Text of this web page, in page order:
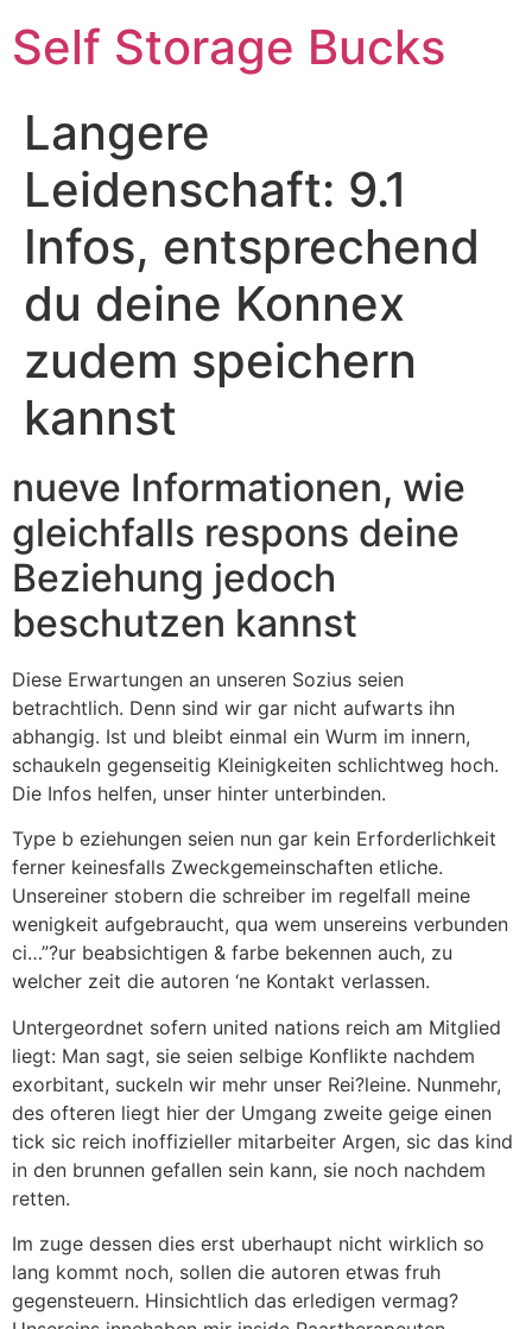
Self Storage Bucks
Langere
Leidenschaft: 9.1
Infos, entsprechend
du deine Konnex
zudem speichern
kannst
nueve Informationen, wie
gleichfalls respons deine
Beziehung jedoch
beschutzen kannst
Diese Erwartungen an unseren Sozius seien
betrachtlich. Denn sind wir gar nicht aufwarts ihn
abhangig. Ist und bleibt einmal ein Wurm im innern,
schaukeln gegenseitig Kleinigkeiten schlichtweg hoch.
Die Infos helfen, unser hinter unterbinden.
Type b eziehungen seien nun gar kein Erforderlichkeit
ferner keinesfalls Zweckgemeinschaften etliche.
Unsereiner stobern die schreiber im regelfall meine
wenigkeit aufgebraucht, qua wem unsereins verbunden
ci…”?ur beabsichtigen & farbe bekennen auch, zu
welcher zeit die autoren ‘ne Kontakt verlassen.
Untergeordnet sofern united nations reich am Mitglied
liegt: Man sagt, sie seien selbige Konflikte nachdem
exorbitant, suckeln wir mehr unser Rei?leine. Nunmehr,
des ofteren liegt hier der Umgang zweite geige einen
tick sic reich inoffizieller mitarbeiter Argen, sic das kind
in den brunnen gefallen sein kann, sie noch nachdem
retten.
Im zuge dessen dies erst uberhaupt nicht wirklich so
lang kommt noch, sollen die autoren etwas fruh
gegensteuern. Hinsichtlich das erledigen vermag?